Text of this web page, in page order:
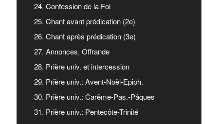
24. Confession de la Foi
25. Chant avant prédication (2e)
26. Chant après prédication (3e)
27. Annonces, Offrande
28. Prière univ. et intercession
29. Prière univ.: Avent-Noël-Epiph.
30. Prière univ.: Carême-Pas.-Pâques
31. Prière univ.: Pentecôte-Trinité